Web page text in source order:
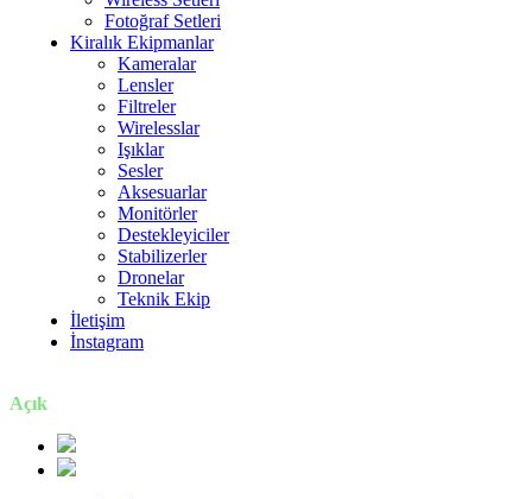
Fotoğraf Setleri
Kiralık Ekipmanlar
Kameralar
Lensler
Filtreler
Wirelesslar
Işıklar
Sesler
Aksesuarlar
Monitörler
Destekleyiciler
Stabilizerler
Dronelar
Teknik Ekip
İletişim
İnstagram
Açık